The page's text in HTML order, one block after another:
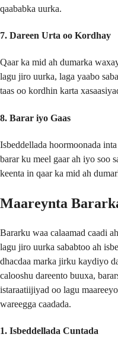
qaababka uurka.
7. Dareen Urta oo Kordhay
Qaar ka mid ah dumarka
lagu jiro uurka, laga yaabo
taas oo kordhin karta
8. Barar iyo Gaas
Isbeddellada hoormoonada
barar ku meel gaar ah iyo soo
keenta in qaar ka mid ah
Maareynta
Bararku waa calaamad caadi
lagu jiro uurka sababtoo ah
dhacdaa marka jirku kaydiyo
calooshu dareento buuxa,
istaraatiijiyad oo lagu
wareegga caadada.
1. Isbeddellada Cuntada